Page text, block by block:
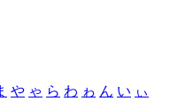
や ゃ ら わ ゎ ん い ぃ